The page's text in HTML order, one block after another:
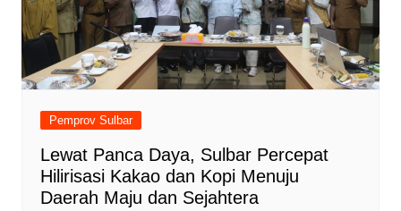
Pemprov Sulbar
Lewat Panca Daya, Sulbar Percepat
Hilirisasi Kakao dan Kopi Menuju
Daerah Maju dan Sejahtera